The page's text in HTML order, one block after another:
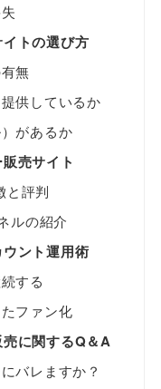
トの選び方
無
供しているか
があるか
売サイト
と評判
ルの紹介
ント運用術
する
ファン化
に関するQ＆A
バレますか？